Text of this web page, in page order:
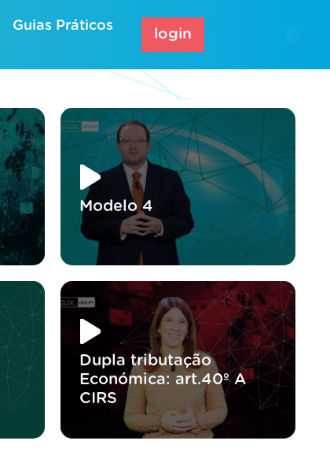
Guias Práticos
login
Modelo 4
Dupla tributação
Económica: art.40º A
CIRS